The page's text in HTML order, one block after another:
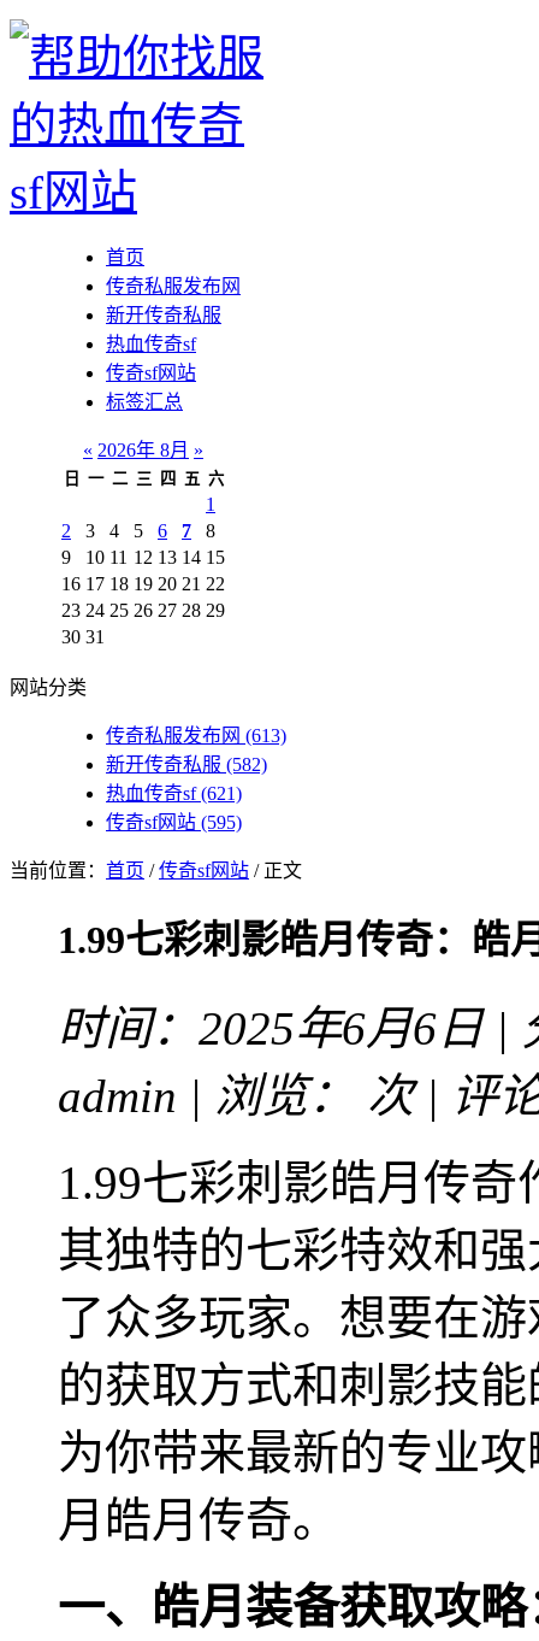
首页
传奇私服发布网
新开传奇私服
热血传奇sf
传奇sf网站
标签汇总
« 2026年 8月 »
日 一 二 三 四 五 六
1
2
3 4 5 6 7
8
9
10 11 12 13 14 15
16 17 18 19 20 21 22
23 24 25 26 27 28 29
30 31
网站分类
传奇私服发布网 (613)
新开传奇私服 (582)
热血传奇sf(621)
传奇sf网站 (595)
当前位置： 首页 /传奇sf网站 / 正文
1.99七彩刺影皓月传奇：皓
时间：2025年6月6日 |
admin | 浏览：
次 | 评
1.99七彩刺影皓月传
其独特的七彩特效和
了众多玩家。想要在
的获取方式和刺影技
为你带来最新的专业
月皓月传奇。
一、皓月装备获取攻略